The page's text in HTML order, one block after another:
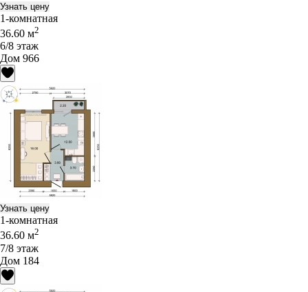
Узнать цену
1-комнатная
36.60 м2
6/8 этаж
Дом 966
Узнать цену
1-комнатная
36.60 м2
7/8 этаж
Дом 184